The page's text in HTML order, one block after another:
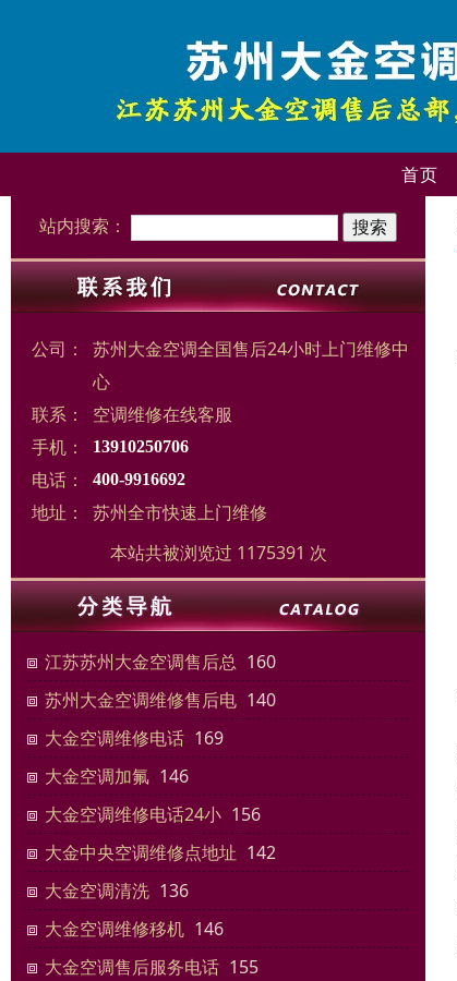
首页
站内搜索：
公司：
苏州大金空调全国售后24小时上门维修中
心
联系：
空调维修在线客服
手机：
13910250706
电话： 400-9916692
地址：
苏州全市快速上门维修
本站共被浏览过 1175391 次
江苏苏州大金空调售后总 160
苏州大金空调维修售后电 140
大金空调维修电话 169
大金空调加氟 146
大金空调维修电话24小 156
大金中央空调维修点地址 142
大金空调清洗 136
大金空调维修移机 146
大金空调售后服务电话 155